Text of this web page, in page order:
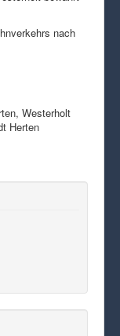
nach
Westerholt
Herten